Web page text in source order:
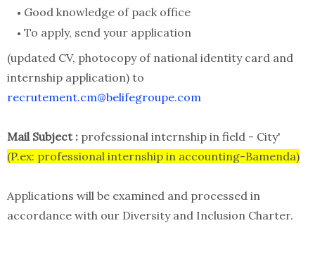
Good knowledge of pack office
To apply, send your application
(updated CV, photocopy of national identity card and
internship application) to
recrutement.cm@belifegroupe.com
Mail Subject : professional internship in field - City'
(P.ex: professional internship in accounting-Bamenda)
Applications will be examined and processed in
accordance with our Diversity and Inclusion Charter.